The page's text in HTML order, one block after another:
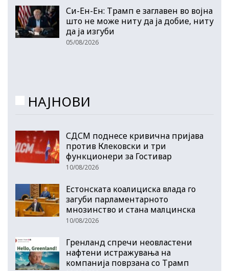
Си-Ен-Ен: Трамп е заглавен во војна
што не може ниту да ја добие, ниту
да ја изгуби
05/08/2026
НАЈНОВИ
СДСМ поднесе кривична пријава
против Клековски и три
функционери за Гостивар
10/08/2026
Естонската коалициска влада го
загуби парламентарното
мнозинство и стана малцинска
10/08/2026
Гренланд спречи неовластени
нафтени истражувања на
компанија поврзана со Трамп